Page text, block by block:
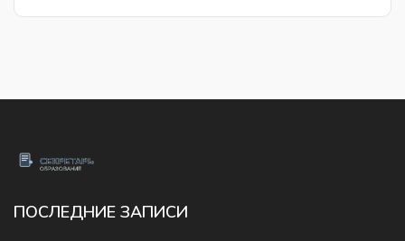
ПОСЛЕДНИЕ ЗАПИСИ